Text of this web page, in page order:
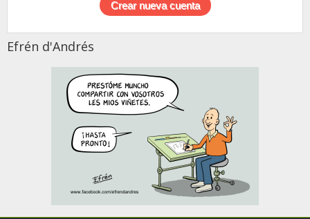
Efrén d'Andrés